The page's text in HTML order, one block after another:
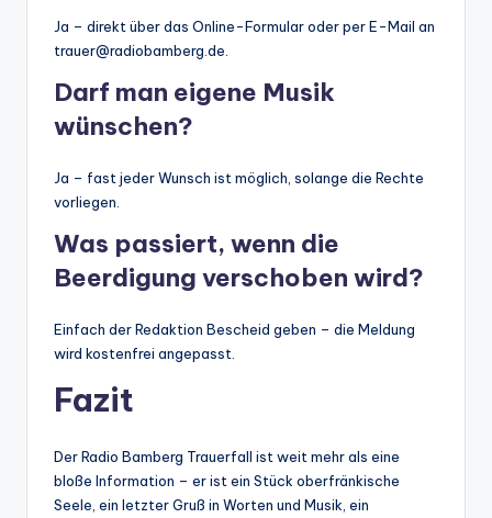
Ja – direkt über das Online-Formular oder per E-Mail an
trauer@radiobamberg.de.
Darf man eigene Musik
wünschen?
Ja – fast jeder Wunsch ist möglich, solange die Rechte
vorliegen.
Was passiert, wenn die
Beerdigung verschoben wird?
Einfach der Redaktion Bescheid geben – die Meldung
wird kostenfrei angepasst.
Fazit
Der Radio Bamberg Trauerfall ist weit mehr als eine
bloße Information – er ist ein Stück oberfränkische
Seele, ein letzter Gruß in Worten und Musik, ein